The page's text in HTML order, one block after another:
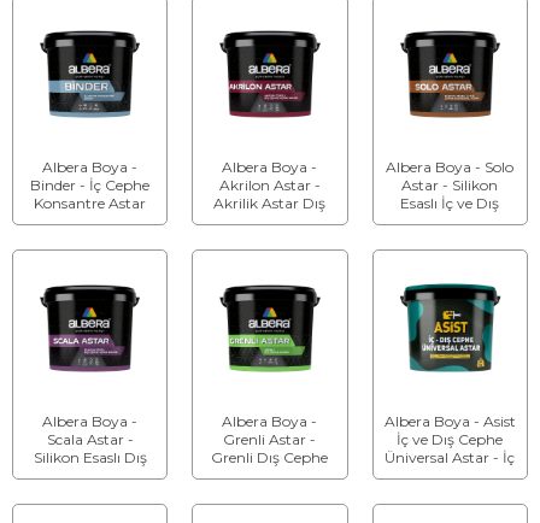
Albera Boya -
Binder - İç Cephe
Konsantre Astar
Albera Boya -
Akrilon Astar -
Akrilik Astar Dış
Cephe Astar
Albera Boya - Solo
Astar - Silikon
Esaslı İç ve Dış
Cephe Üniversal
Albera Boya -
Scala Astar -
Silikon Esaslı Dış
Cephe Astar
Albera Boya -
Grenli Astar -
Grenli Dış Cephe
Astarı
Albera Boya - Asist
İç ve Dış Cephe
Üniversal Astar - İç
ve Dış Cephe